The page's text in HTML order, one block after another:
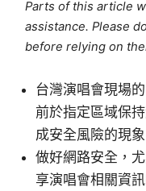
Parts of this article
assistance. Please
before relying on
台灣演唱會現場
前於指定區域保
成安全風險的現象
做好網路安全，
享演唱會相關資